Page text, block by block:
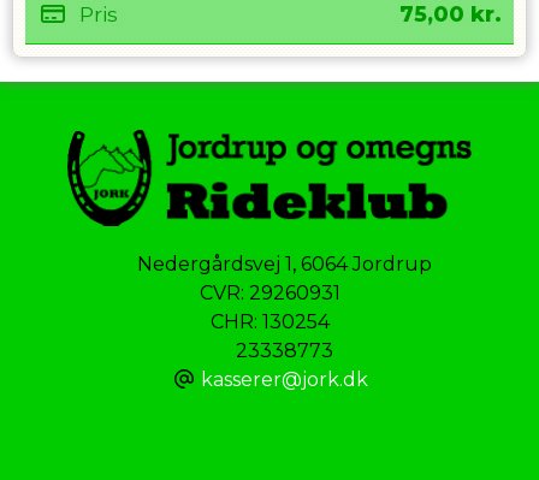
Pris 75,00 kr.
Nedergårdsvej 1, 6064 Jordrup
CVR: 29260931
CHR: 130254
23338773
kasserer@jork.dk